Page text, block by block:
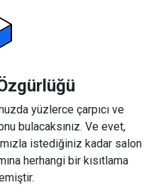
yüzlerce çarpıcı ve
bulacaksınız. Ve evet,
istediğiniz kadar salon
herhangi bir kısıtlama